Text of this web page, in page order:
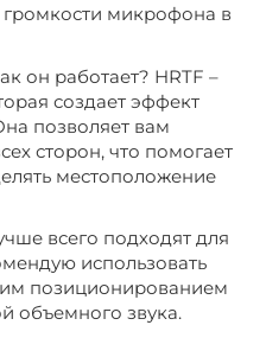
громкости микрофона в
он работает? HRTF –
создает эффект
позволяет вам
сторон, что помогает
местоположение
всего подходят для
использовать
позиционированием
объемного звука.